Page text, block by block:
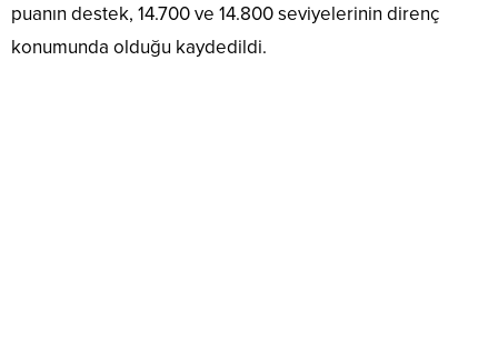
puanın destek, 14.700 ve 14.800 seviyelerinin direnç
konumunda olduğu kaydedildi.